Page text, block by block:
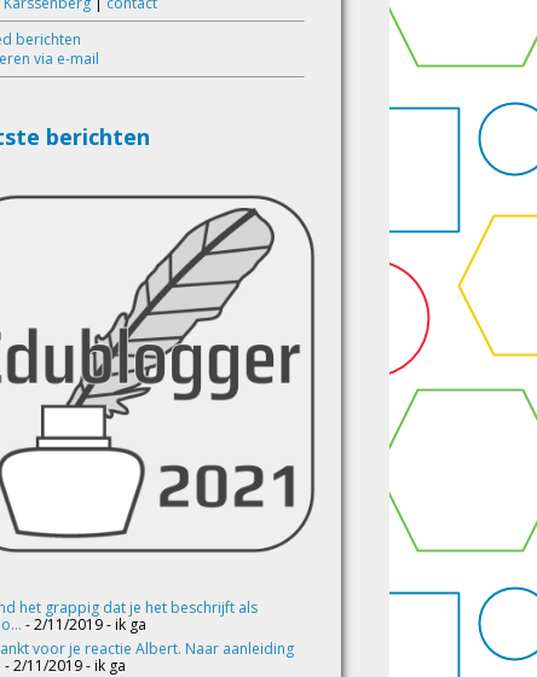
berichten
via e-mail
berichten
het grappig dat je het beschrijft als
- 2/11/2019- ik ga
voor je reactie Albert. Naar aanleiding
- 2/11/2019- ik ga